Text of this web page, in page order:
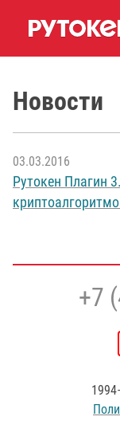
Новости
03.03.2016
Рутокен Плагин
+7